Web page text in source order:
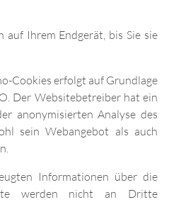
auf Ihrem Endgerät, bis Sie sie
Cookies erfolgt auf Grundlage
Der Websitebetreiber hat ein
anonymisierten Analyse des
sein Webangebot als auch
Informationen über die
werden nicht an Dritte